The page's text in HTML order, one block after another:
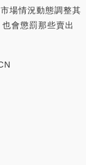
場情況動態調整其
會懲罰那些賣出